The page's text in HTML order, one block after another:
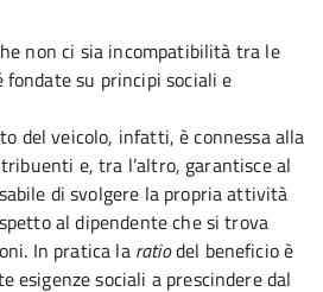
non ci sia incompatibilità tra le
fondate su principi sociali e
del veicolo, infatti, è connessa alla
e, tra l’altro, garantisce al
di svolgere la propria attività
al dipendente che si trova
In pratica la ratiodel beneficio è
esigenze sociali a prescindere dal